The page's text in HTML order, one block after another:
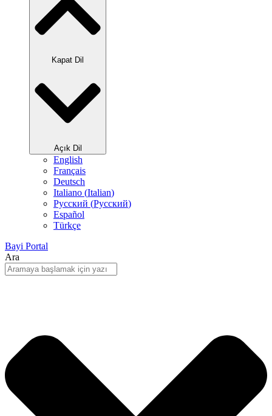
Kapat Dil
Açık Dil
English
Français
Deutsch
Italiano (Italian)
Русский (Pусский)
Español
Türkçe
Bayi Portal
Ara